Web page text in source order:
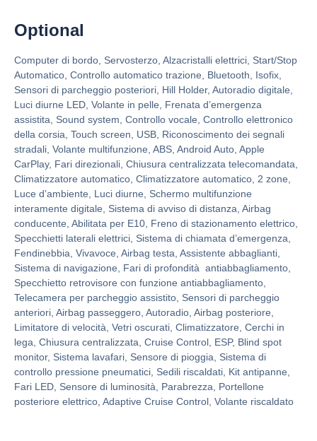
Optional
Computer di bordo, Servosterzo, Alzacristalli elettrici, Start/Stop
Automatico, Controllo automatico trazione, Bluetooth, Isofix,
Sensori di parcheggio posteriori, Hill Holder, Autoradio digitale,
Luci diurne LED, Volante in pelle, Frenata d’emergenza
assistita, Sound system, Controllo vocale, Controllo elettronico
della corsia, Touch screen, USB, Riconoscimento dei segnali
stradali, Volante multifunzione, ABS, Android Auto, Apple
CarPlay, Fari direzionali, Chiusura centralizzata telecomandata,
Climatizzatore automatico, Climatizzatore automatico, 2 zone,
Luce d’ambiente, Luci diurne, Schermo multifunzione
interamente digitale, Sistema di avviso di distanza, Airbag
conducente, Abilitata per E10, Freno di stazionamento elettrico,
Specchietti laterali elettrici, Sistema di chiamata d’emergenza,
Fendinebbia, Vivavoce, Airbag testa, Assistente abbaglianti,
Sistema di navigazione, Fari di profondità antiabbagliamento,
Specchietto retrovisore con funzione antiabbagliamento,
Telecamera per parcheggio assistito, Sensori di parcheggio
anteriori, Airbag passeggero, Autoradio, Airbag posteriore,
Limitatore di velocità, Vetri oscurati, Climatizzatore, Cerchi in
lega, Chiusura centralizzata, Cruise Control, ESP, Blind spot
monitor, Sistema lavafari, Sensore di pioggia, Sistema di
controllo pressione pneumatici, Sedili riscaldati, Kit antipanne,
Fari LED, Sensore di luminosità, Parabrezza, Portellone
posteriore elettrico, Adaptive Cruise Control, Volante riscaldato